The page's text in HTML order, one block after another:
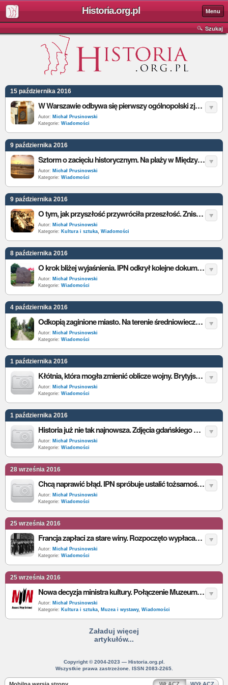
Historia.org.pl Menu
Szukaj
15 października 2016
W Warszawie odbywa się pierwszy ogólnopolski zjazd Sprawiedliwych Wśród Narodów Świata
Autor: Michał Prusinowski
Kategorie: Wiadomości
9 października 2016
Sztorm o zacięciu historycznym. Na plaży w Międzywodziu odnaleziono wrak XIX-wiecznej łodzi
Autor: Michał Prusinowski
Kategorie: Wiadomości
9 października 2016
O tym, jak przyszłość przywróciła przeszłość. Zniszczone przez terrorystów zabytki odtworzone w Koloseum
Autor: Michał Prusinowski
Kategorie: Kultura i sztuka, Wiadomości
8 października 2016
O krok bliżej wyjaśnienia. IPN odkrył kolejne dokumenty w sprawie obławy augustowskiej
Autor: Michał Prusinowski
Kategorie: Wiadomości
4 października 2016
Odkopią zaginione miasto. Na terenie średniowiecznego Dzwonowa rozpoczęły się prace archeologiczne
Autor: Michał Prusinowski
Kategorie: Wiadomości
1 października 2016
Kłótnia, która mogła zmienić oblicze wojny. Brytyjskie Archiwum Narodowe odtajniło dokumenty z 1943 roku
Autor: Michał Prusinowski
Kategorie: Wiadomości
1 października 2016
Historia już nie tak najnowsza. Zdjęcia gdańskiego Commodore’a 64 obiegły świat
Autor: Michał Prusinowski
Kategorie: Wiadomości
28 września 2016
Chcą naprawić błąd. IPN spróbuje ustalić tożsamość ofiar egzekucji z Białegostoku
Autor: Michał Prusinowski
Kategorie: Wiadomości
25 września 2016
Francja zapłaci za stare winy. Rozpoczęto wypłacanie odszkodowań dla więźniów obozów zagłady deportowanych z terytorium Francji
Autor: Michał Prusinowski
Kategorie: Wiadomości
25 września 2016
Nowa decyzja ministra kultury. Połączenie Muzeum II Wojny Światowej i Muzeum Westerplatte przesunięte o trzy miesiące
Autor: Michał Prusinowski
Kategorie: Kultura i sztuka, Muzea i wystawy, Wiadomości
Załaduj więcej
artykułów...
Copyright © 2004-2023 — Historia.org.pl.
Wszystkie prawa zastrzeżone. ISSN 2083-2265.